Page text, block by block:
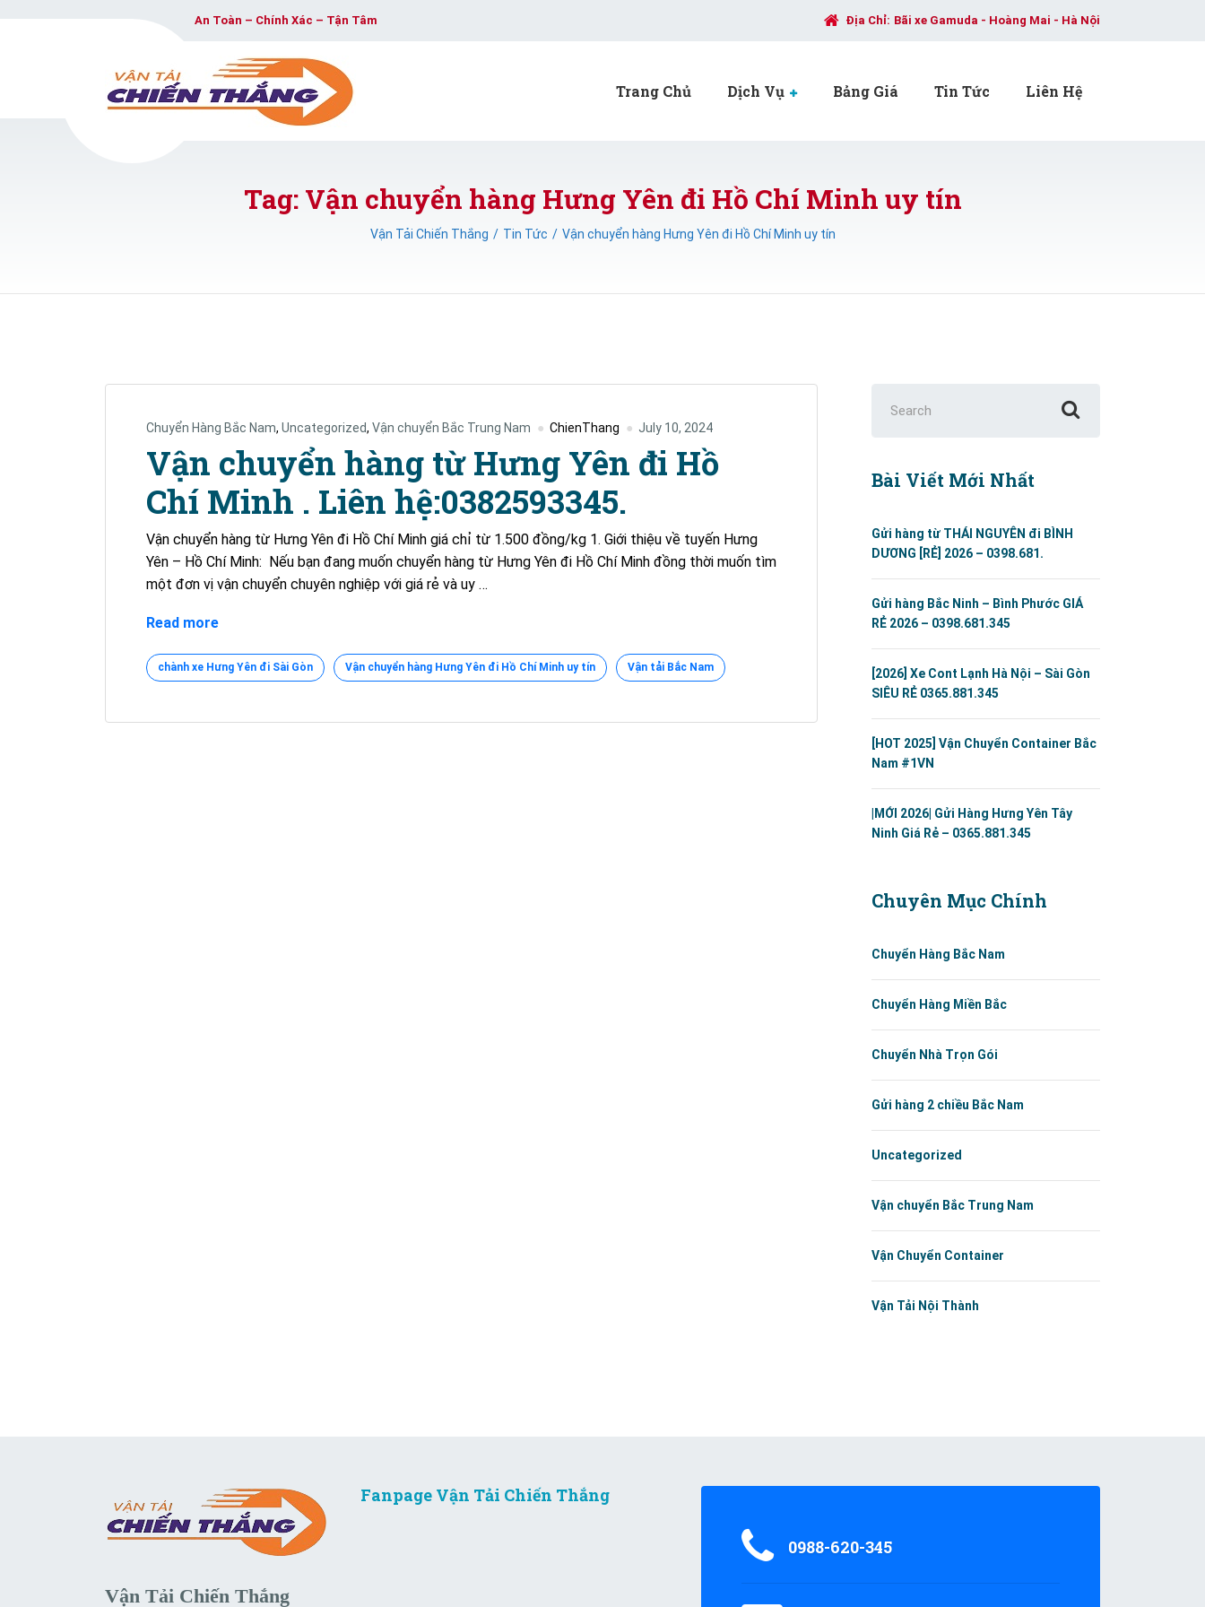
An Toàn – Chính Xác – Tận Tâm Địa Chỉ: Bãi xe Gamuda - Hoàng Mai - Hà Nội
Trang Chủ Dịch Vụ Bảng Giá Tin Tức Liên Hệ
Tag: Vận chuyển hàng Hưng Yên đi Hồ Chí Minh uy tín
Vận Tải Chiến Thắng Tin Tức Vận chuyển hàng Hưng Yên đi Hồ Chí Minh uy tín
Chuyển Hàng Bắc Nam, Uncategorized, Vận chuyển Bắc Trung Nam ChienThang July 10, 2024
Vận chuyển hàng từ Hưng Yên đi Hồ
Chí Minh . Liên hệ:0382593345.
Vận chuyển hàng từ Hưng Yên đi Hồ Chí Minh giá chỉ từ 1.500 đồng/kg 1. Giới thiệu về tuyến Hưng
Yên – Hồ Chí Minh: Nếu bạn đang muốn chuyển hàng từ Hưng Yên đi Hồ Chí Minh đồng thời muốn tìm
một đơn vị vận chuyển chuyên nghiệp với giá rẻ và uy …
Read moreVận
hàng
chành xe Hưng Yên đi Sài Gòn Vận chuyển hàng Hưng Yên đi Hồ Chí Minh uy tín Vận tải Bắc Nam
for:
Bài Viết Mới Nhất
Gửi hàng từ THÁI NGUYÊN đi BÌNH
DƯƠNG [RẺ] 2026 – 0398.681.
Gửi hàng Bắc Ninh – Bình Phước GIÁ
RẺ 2026 – 0398.681.345
[2026] Xe Cont Lạnh Hà Nội – Sài Gòn
SIÊU RẺ 0365.881.345
[HOT 2025] Vận Chuyển Container Bắc
Nam #1VN
|MỚI 2026| Gửi Hàng Hưng Yên Tây
Ninh Giá Rẻ – 0365.881.345
Chuyên Mục Chính
Chuyển Hàng Bắc Nam
Chuyển Hàng Miền Bắc
Chuyển Nhà Trọn Gói
Gửi hàng 2 chiều Bắc Nam
Uncategorized
Vận chuyển Bắc Trung Nam
Vận Chuyển Container
Vận Tải Nội Thành
Vận Tải Chiến Thắng
Fanpage Vận Tải Chiến Thắng
0988-620-345